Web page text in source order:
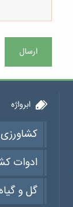
ارسال
ابرواژه
کشاورزی
ادوات
گل و